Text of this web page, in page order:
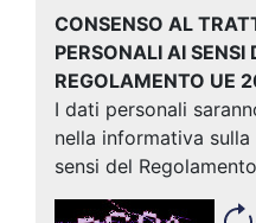
CONSENSO AL
PERSONALI AI SENSI
REGOLAMENTO UE
I dati personali
nella informativa sulla
sensi del